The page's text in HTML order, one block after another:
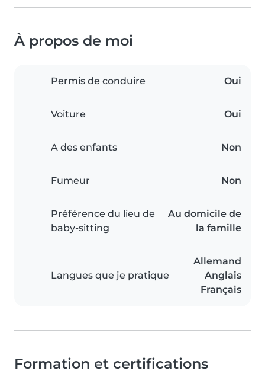
À propos de moi
Permis de conduire Oui
Voiture Oui
A des enfants Non
Fumeur Non
Préférence du lieu de
baby-sitting
Au domicile de
la famille
Langues que je pratique
Allemand
Anglais
Français
Formation et certifications